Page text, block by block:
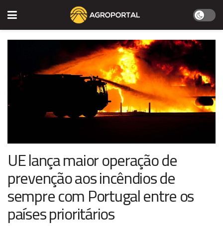
UE lança maior operação de
prevenção aos incêndios de
sempre com Portugal entre os
países prioritários